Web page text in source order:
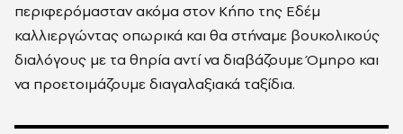
περιφερόµασταν ακόµα στον Κήπο της Εδέµ
καλλιεργώντας οπωρικά και θα στήναµε βουκολικούς
διαλόγους µε τα θηρία αντί να διαβάζουµε Όµηρο και
να προετοιµάζουµε διαγαλαξιακά ταξίδια.